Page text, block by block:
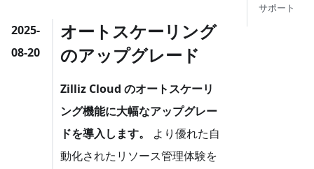
2025-
08-20
オートスケーリング
のアップグレード
Zilliz Cloud のオートスケーリ
ング機能に大幅なアップグレー
ドを導入します。
より優れた自
動化されたリソース管理体験を
サポート